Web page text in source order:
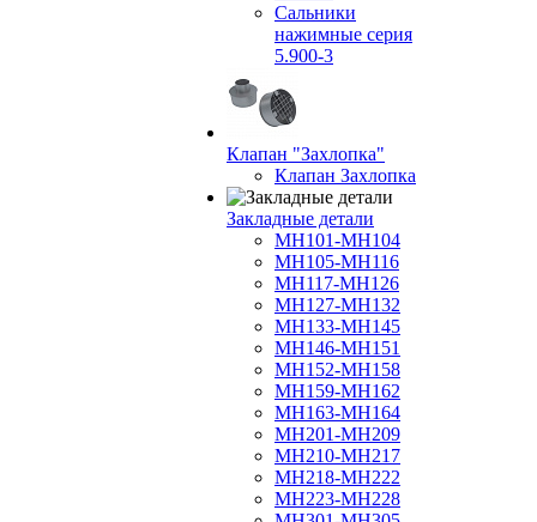
Сальники
нажимные серия
5.900-3
Клапан "Захлопка"
Клапан Захлопка
Закладные детали
МН101-МН104
МН105-МН116
МН117-МН126
МН127-МН132
МН133-МН145
МН146-МН151
МН152-МН158
МН159-МН162
МН163-МН164
МН201-МН209
МН210-МН217
МН218-МН222
МН223-МН228